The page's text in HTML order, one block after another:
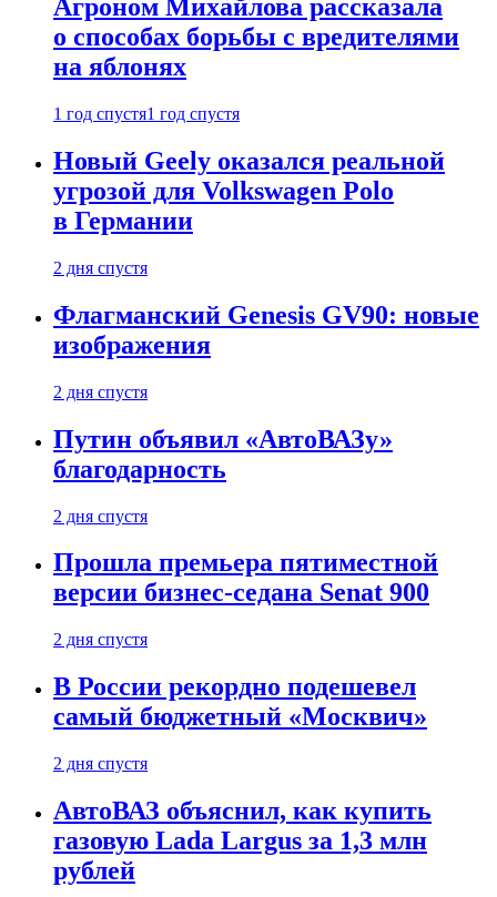
Агроном Михайлова рассказала
о способах борьбы с вредителями
на яблонях
1 год спустя1 год спустя
Новый Geely оказался реальной
угрозой для Volkswagen Polo
в Германии
2 дня спустя
Флагманский Genesis GV90: новые
изображения
2 дня спустя
Путин объявил «АвтоВАЗу»
благодарность
2 дня спустя
Прошла премьера пятиместной
версии бизнес-седана Senat 900
2 дня спустя
В России рекордно подешевел
самый бюджетный «Москвич»
2 дня спустя
АвтоВАЗ объяснил, как купить
газовую Lada Largus за 1,3 млн
рублей